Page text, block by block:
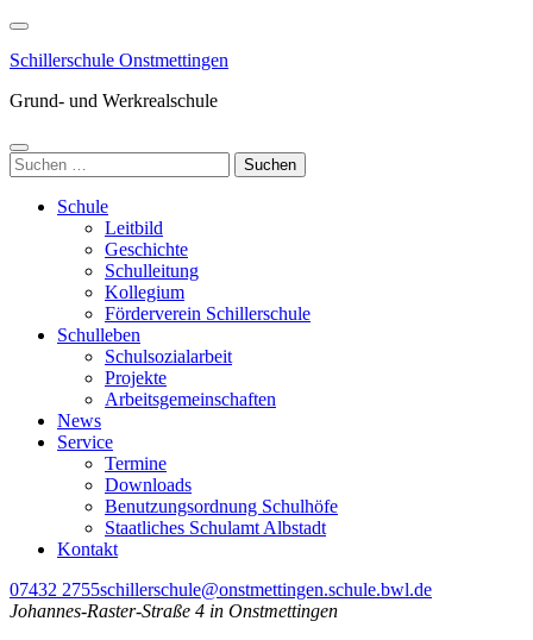
Zum
springen
drücken)
Schillerschule Onstmettingen
Grund- und Werkrealschule
Suchen
nach:
Schule
Leitbild
Geschichte
Schulleitung
Kollegium
Förderverein Schillerschule
Schulleben
Schulsozialarbeit
Projekte
Arbeitsgemeinschaften
News
Service
Termine
Downloads
Benutzungsordnung Schulhöfe
Staatliches Schulamt Albstadt
Kontakt
07432 2755schillerschule@onstmettingen.schule.bwl.de
Johannes-Raster-Straße 4 in Onstmettingen